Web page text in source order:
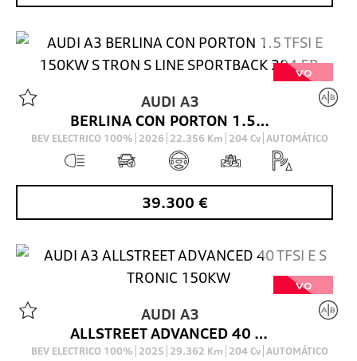
VO
AUDI A3
BERLINA CON PORTON 1.5 TFSI E 150KW S TRON S LINE SPORTBACK 204 5P
BEV ELECTRICO 100% 2026 22.356 Km 204 Cv AUTOMÁTICO
39.300 €
VO
AUDI A3
ALLSTREET ADVANCED 40 TFSI E S TRONIC 150KW
BEV ELECTRICO 100% 2025 29.362 Km 204 Cv AUTOMÁTICO